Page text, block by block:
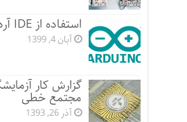
استفاده از IDE آردوینو
آبان 4, 1399
گزارش کار
مجتمع خطی
آذر 26, 1393